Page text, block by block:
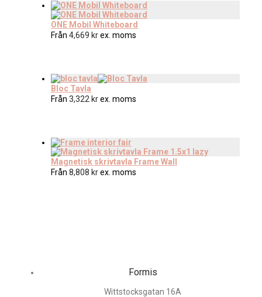
ONE Mobil Whiteboard
Från 4,669 krex. moms
Bloc Tavla
Från 3,322 krex. moms
Magnetisk skrivtavla Frame Wall
Från 8,808 krex. moms
Formis
Wittstocksgatan 16A